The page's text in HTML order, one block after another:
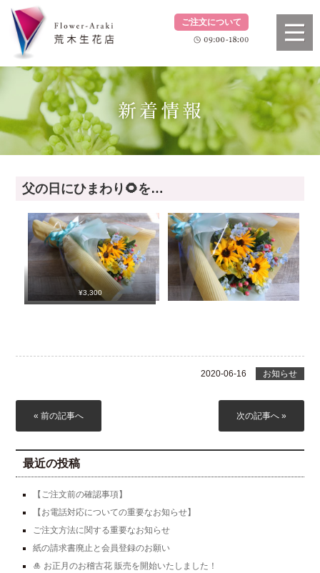
ご注文について
父の日にひまわり🌻を…
¥3,300
2020-06-16 お知らせ
« 前の記事へ 次の記事へ »
最近の投稿
【ご注文前の確認事項】
【お電話対応についての重要なお知らせ】
ご注文方法に関する重要なお知らせ
紙の請求書廃止と会員登録のお願い
🎍 お正月のお稽古花 販売を開始いたしました！